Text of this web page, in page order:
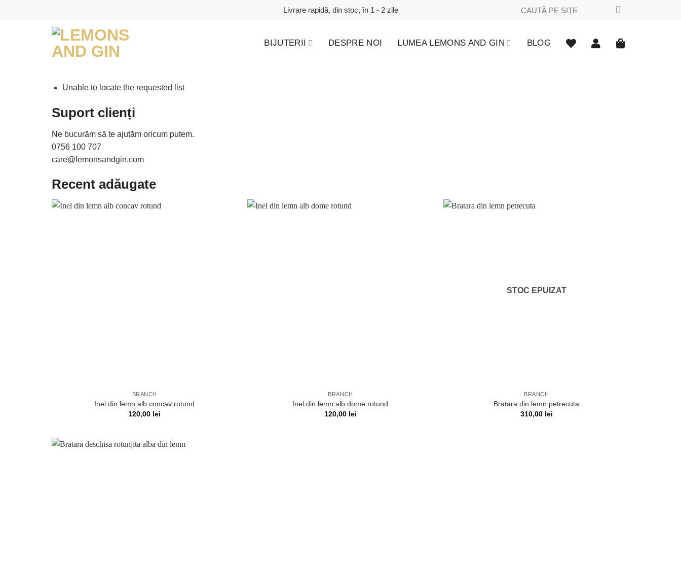
Livrare rapidă, din stoc, în 1 - 2 zile
Caută
BIJUTERII DESPRE NOI LUMEA LEMONS AND GIN BLOG
Unable to locate the requested list
Suport clienți
Ne bucurăm să te ajutăm oricum putem.
0756 100 707
care@lemonsandgin.com
Recent adăugate
BRANCH
Inel din lemn alb concav rotund
120,00 lei
BRANCH
Inel din lemn alb dome rotund
120,00 lei
STOC EPUIZAT
BRANCH
Bratara din lemn petrecuta
310,00 lei